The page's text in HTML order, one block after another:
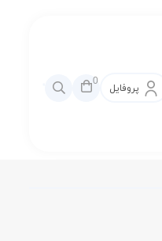
پروفایل
0